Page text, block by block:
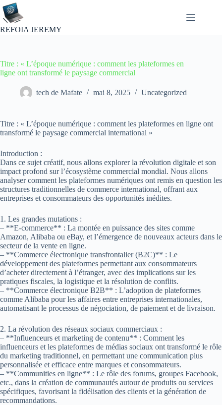
Passer
au
contenu
REFOIA JEREMY
Titre : « L’époque numérique : comment les plateformes en
ligne ont transformé le paysage commercial
tech de Mafate mai 8, 2025 Uncategorized
Titre : « L’époque numérique : comment les plateformes en ligne ont
transformé le paysage commercial international »
Introduction :
Dans ce sujet créatif, nous allons explorer la révolution digitale et son
impact profond sur l’écosystème commercial mondial. Nous allons
analyser comment les plateformes numériques ont remis en question les
structures traditionnelles de commerce international, offrant aux
entreprises et consommateurs des opportunités inédites.
1. Les grandes mutations :
– **E-commerce** : La montée en puissance des sites comme
Amazon, Alibaba ou eBay, et l’émergence de nouveaux acteurs dans le
secteur de la vente en ligne.
– **Commerce électronique transfrontalier (B2C)** : Le
développement des plateformes permettant aux consommateurs
d’acheter directement à l’étranger, avec des implications sur les
pratiques fiscales, la logistique et la résolution de conflits.
– **Commerce électronique B2B** : L’adoption de plateformes
comme Alibaba pour les affaires entre entreprises internationales,
automatisant le processus de négociation, de paiement et de livraison.
2. La révolution des réseaux sociaux commerciaux :
– **Influenceurs et marketing de contenu** : Comment les
influenceurs et les plateformes de médias sociaux ont transformé le rôle
du marketing traditionnel, en permettant une communication plus
personnalisée et efficace entre marques et consommateurs.
– **Communities en ligne** : Le rôle des forums, groupes Facebook,
etc., dans la création de communautés autour de produits ou services
spécifiques, favorisant la fidélisation des clients et la génération de
recommandations.